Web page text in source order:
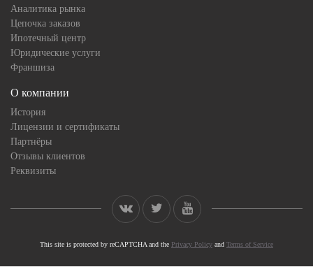
Аналитика рынка
Цепочка заказов
Ипотечный центр
Юридические услуги
Франшиза
О компании
История
Лицензии и сертификаты
Партнёры
Отзывы клиентов
Реквизиты
This site is protected by reCAPTCHA and the Privacy Policy and Terms of Service